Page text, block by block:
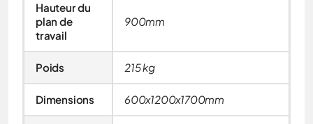
Hauteur du
plan de
travail
900mm
Poids 215 kg
Dimensions 600x1200x1700mm